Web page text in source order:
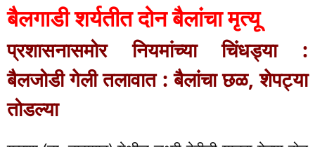
बैलगाडी शर्यतीत दोन बैलांचा मृत्यू
प्रशासनासमोर नियमांच्या चिंधड्या :
बैलजोडी गेली तलावात : बैलांचा छळ, शेपट्या
तोडल्या